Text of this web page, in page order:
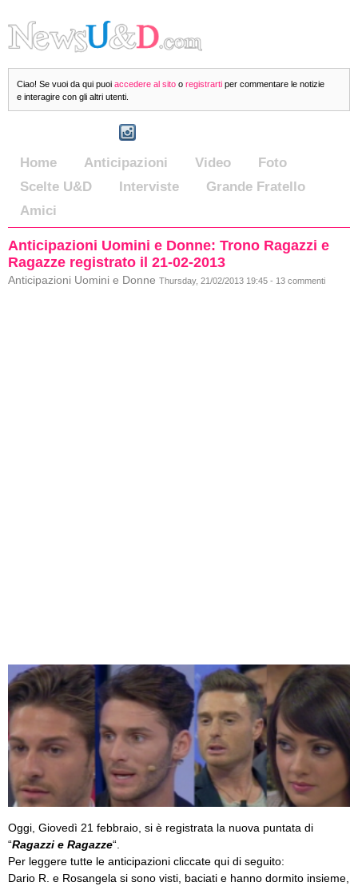
Ciao! Se vuoi da qui puoi accedere al sito o registrarti per commentare le notizie
e interagire con gli altri utenti.
Home Anticipazioni Video
Foto
Scelte U&D
Interviste
Grande Fratello
Amici
Anticipazioni Uomini e Donne: Trono Ragazzi e
Ragazze registrato il 21-02-2013
Anticipazioni Uomini e Donne Thursday, 21/02/2013 19:45 - 13 commenti
Oggi, Giovedì 21 febbraio, si è registrata la nuova puntata di
“Ragazzi e Ragazze“.
Per leggere tutte le anticipazioni cliccate qui di seguito:
Dario R. e Rosangela si sono visti, baciati e hanno dormito insieme,